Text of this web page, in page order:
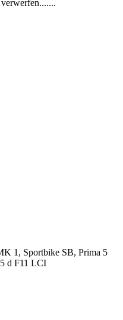
1, Sportbike SB, Prima 5
d F11 LCI